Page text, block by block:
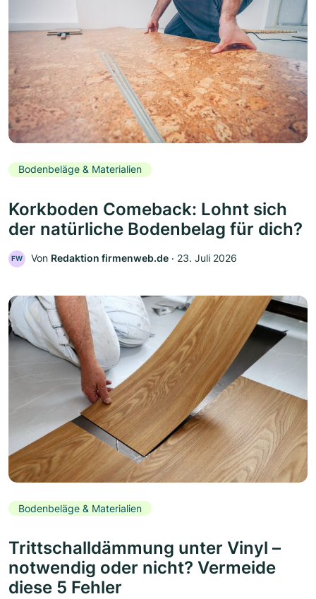
Bodenbeläge & Materialien
Korkboden Comeback: Lohnt sich
der natürliche Bodenbelag für dich?
FW Von Redaktion firmenweb.de ‧ 23. Juli 2026
Bodenbeläge & Materialien
Trittschalldämmung unter Vinyl –
notwendig oder nicht? Vermeide
diese 5 Fehler